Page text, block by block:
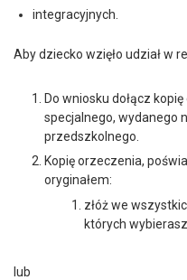
integracyjnych.
Aby dziecko wzięło udział w
Do wniosku dołącz
specjalnego, wydanego
przedszkolnego.
Kopię orzeczenia,
oryginałem:
złóż we
których
lub